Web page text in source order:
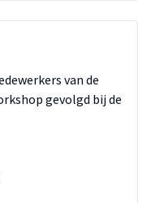
van de
gevolgd bij de